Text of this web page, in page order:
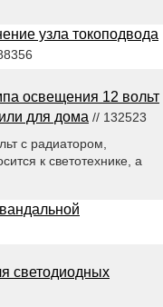
узла токоподвода
освещения 12 вольт
для дома // 132523
с радиатором,
к светотехнике, а
светодиодных